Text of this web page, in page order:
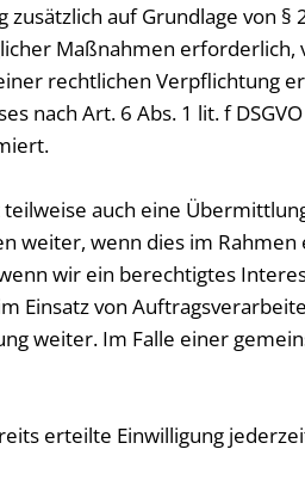
auf Grundlage von §
Maßnahmen
rechtlichen Verpflichtung
nach Art. 6 Abs. 1 lit. f
auch eine
weiter, wenn dies im
wir ein berechtigtes
Einsatz von
weiter. Im Falle einer
erteilte Einwilligung